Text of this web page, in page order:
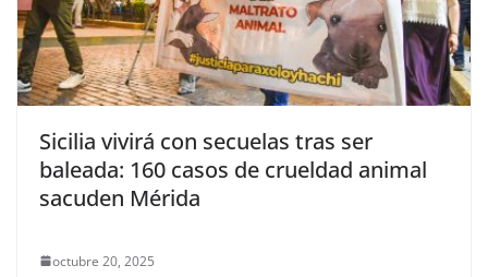
Sicilia vivirá con secuelas tras ser
baleada: 160 casos de crueldad animal
sacuden Mérida
octubre 20, 2025